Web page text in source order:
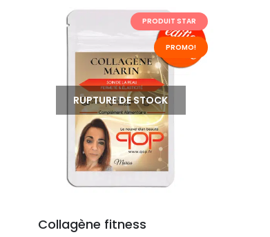
PRODUIT STAR
PROMO!
RUPTURE DE STOCK
Collagène fitness